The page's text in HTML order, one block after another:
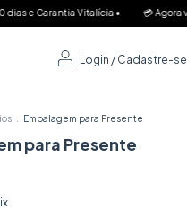
Agora você pode parcelar até 10x Sem
Login / Cadastre-se
Embalagem para Presente
para Presente